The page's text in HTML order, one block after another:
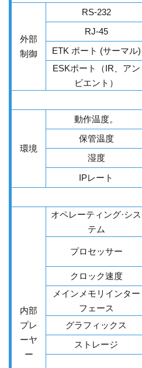
外部
制御
RS-232
RJ-45
ETK ポート (サーマル)
ESKポート（IR、アン
ビエント）
環境
動作温度。
保管温度
湿度
IPレート
内部
プレ
ーヤ
ー
オペレーティング·シス
テム
プロセッサー
クロック速度
メインメモリインター
フェース
グラフィックス
ストレージ